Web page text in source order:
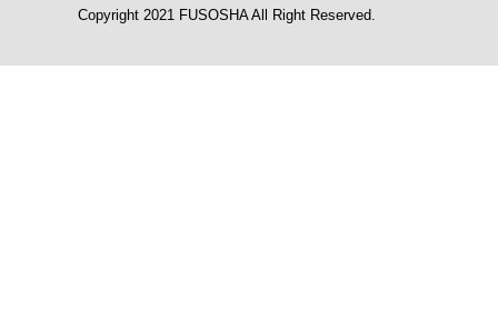
Copyright 2021 FUSOSHA All Right Reserved.